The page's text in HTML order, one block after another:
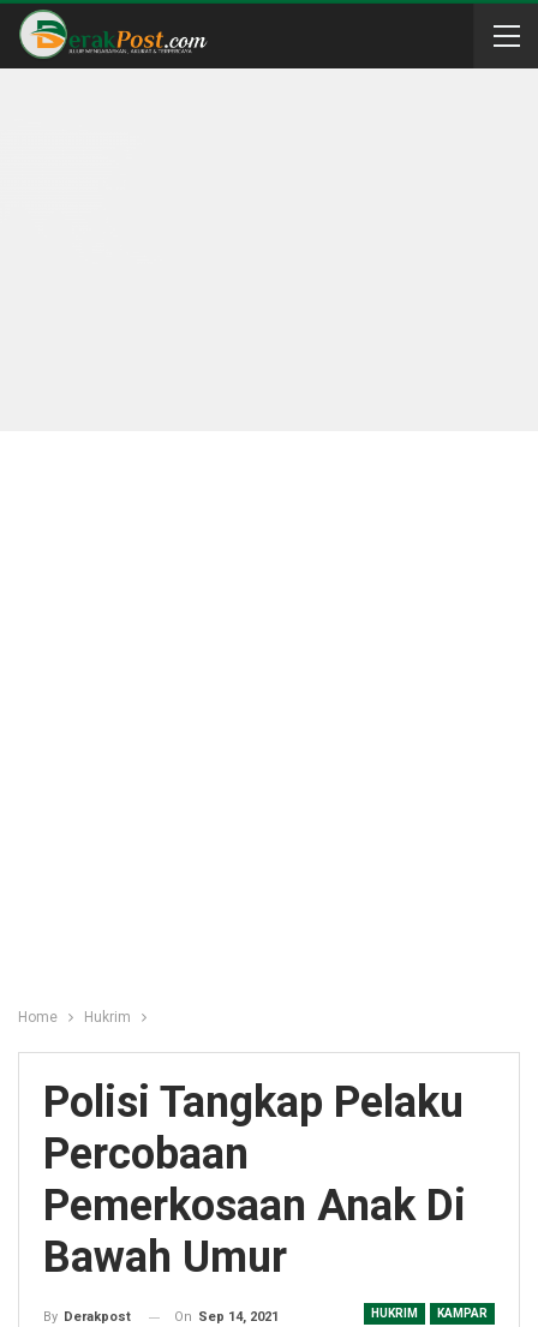
Home Hukrim
Polisi Tangkap Pelaku
Percobaan
Pemerkosaan Anak Di
Bawah Umur
HUKRIM KAMPAR
By Derakpost On Sep 14, 2021